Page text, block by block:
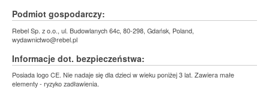
Podmiot gospodarczy:
Rebel Sp. z o.o., ul. Budowlanych 64c, 80-298, Gdańsk, Poland,
wydawnictwo@rebel.pl
Informacje dot. bezpieczeństwa:
Posiada logo CE. Nie nadaje się dla dzieci w wieku poniżej 3 lat. Zawiera małe
elementy - ryzyko zadławienia.